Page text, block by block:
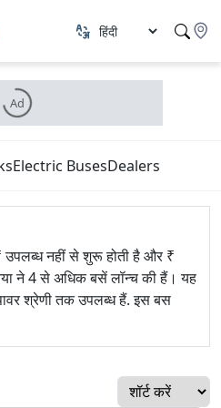
Ad
Electric BusesDealers
उपलब्ध नहीं से शुरू होती है और ₹
ने 4 से अधिक बसें लॉन्च की हैं। यह
श्रेणी तक उपलब्ध हैं. इस बस
और कर्मचारियों के लिए
स्कैनिया बसें हैंहायर A30,